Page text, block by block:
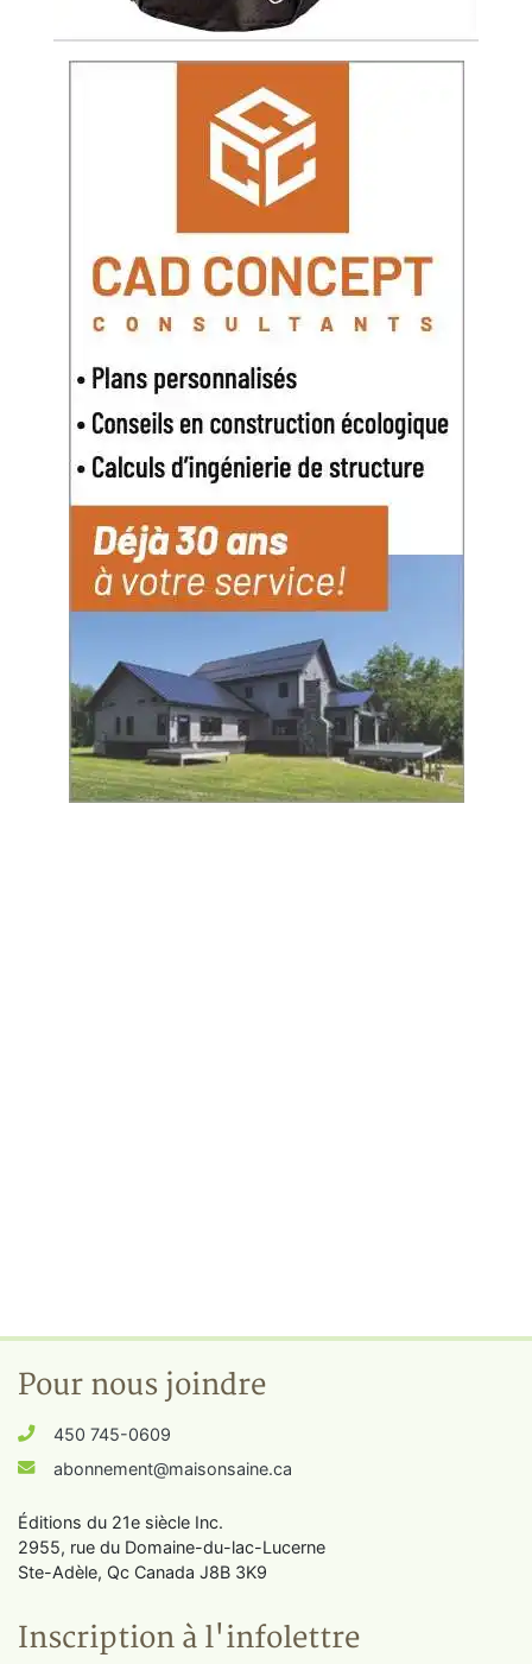
Pour nous joindre
450 745-0609
abonnement@maisonsaine.ca
Éditions du 21e siècle Inc.
2955, rue du Domaine-du-lac-Lucerne
Ste-Adèle, Qc Canada J8B 3K9
Inscription à l'infolettre